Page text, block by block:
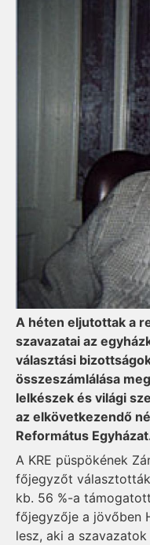
A héten eljutottak a
szavazatai az
választási
összeszámlálása
lelkészek és világi
az elkövetkezendő
Református
A KRE püspökének
főjegyzőt
kb. 56 %-a
főjegyzője a jövőben
lesz, aki a